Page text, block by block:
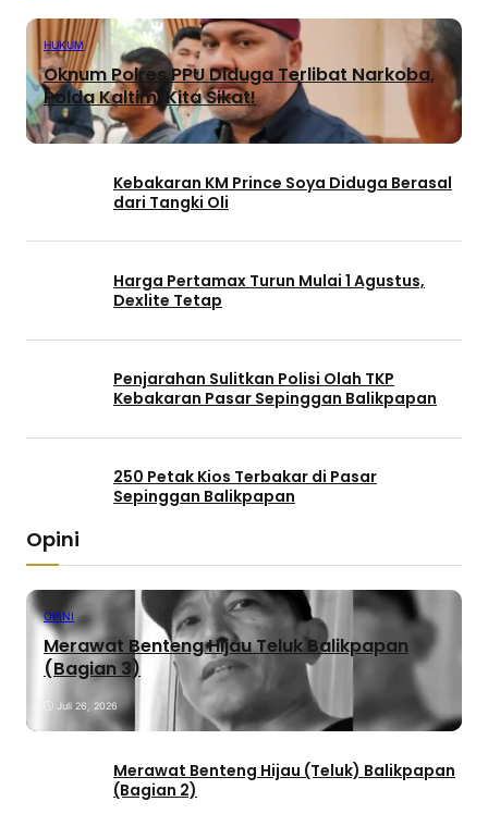
HUKUM
Oknum Polres PPU Diduga Terlibat Narkoba,
Polda Kaltim: Kita Sikat!
Kebakaran KM Prince Soya Diduga Berasal
dari Tangki Oli
Harga Pertamax Turun Mulai 1 Agustus,
Dexlite Tetap
Penjarahan Sulitkan Polisi Olah TKP
Kebakaran Pasar Sepinggan Balikpapan
250 Petak Kios Terbakar di Pasar
Sepinggan Balikpapan
Opini
OPINI
Merawat Benteng Hijau Teluk Balikpapan
(Bagian 3)
Juli 26, 2026
Merawat Benteng Hijau (Teluk) Balikpapan
(Bagian 2)